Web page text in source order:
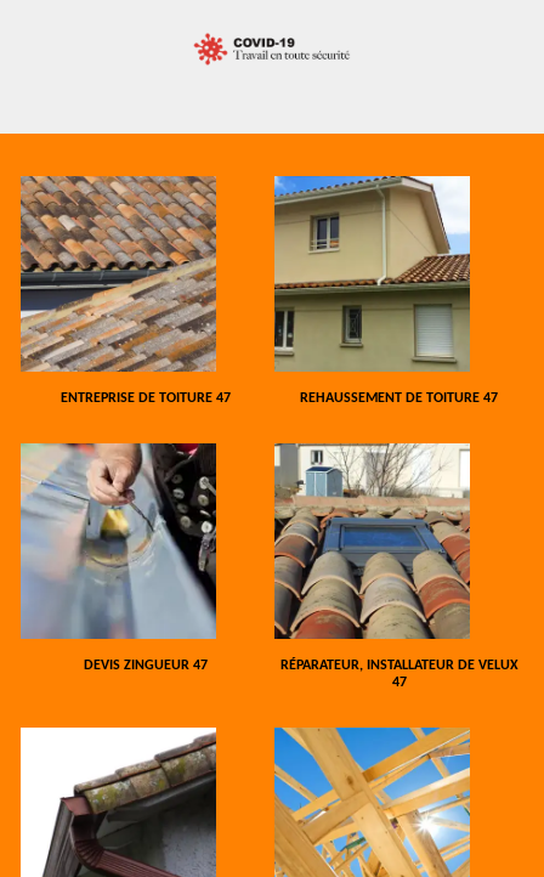
ENTREPRISE DE TOITURE 47 REHAUSSEMENT DE TOITURE 47
DEVIS ZINGUEUR 47
RÉPARATEUR, INSTALLATEUR DE VELUX
47